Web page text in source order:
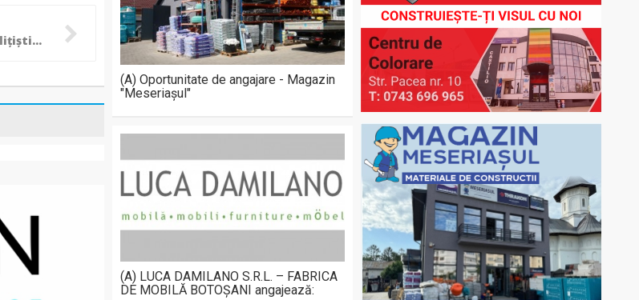
Razie în noapte cu polițiști și jandarmi. Au fost vizate zonele „fierbinți” ale Botoșaniului! (Foto)
(A) Oportunitate de angajare - Magazin
"Meseriașul"
(A) LUCA DAMILANO S.R.L. – FABRICA
DE MOBILĂ BOTOȘANI angajează: